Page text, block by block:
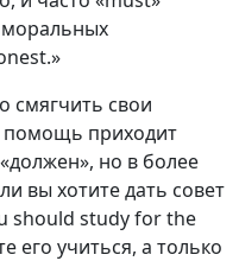
моральных
смягчить свои
помощь приходит
но в более
вы хотите дать совет
should study for the
его учиться, а только